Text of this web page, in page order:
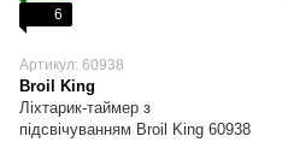
6
Артикул: 60938
Broil King
Ліхтарик-таймер з
підсвічуванням Broil King 60938